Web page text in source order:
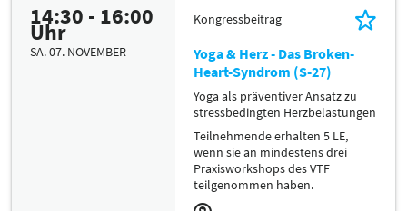
14:30 - 16:00
Uhr
SA. 07. NOVEMBER
Kongressbeitrag
Yoga & Herz - Das Broken-
Heart-Syndrom (S-27)
Yoga als präventiver Ansatz zu
stressbedingten Herzbelastungen
Teilnehmende erhalten 5 LE,
wenn sie an mindestens drei
Praxisworkshops des VTF
teilgenommen haben.